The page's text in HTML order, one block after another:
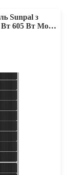
Sunpal з
605 Вт Mono